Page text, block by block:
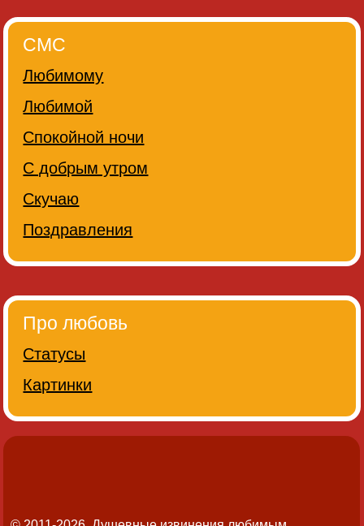
СМС
Любимому
Любимой
Спокойной ночи
С добрым утром
Скучаю
Поздравления
Про любовь
Статусы
Картинки